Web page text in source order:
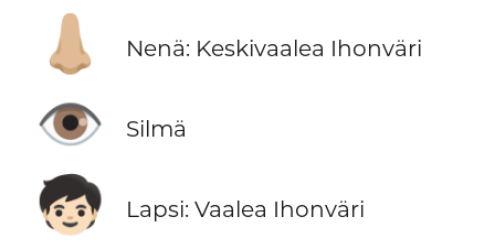
👃🏼 Nenä: Keskivaalea Ihonväri
👁️ Silmä
🧒🏻 Lapsi: Vaalea Ihonväri